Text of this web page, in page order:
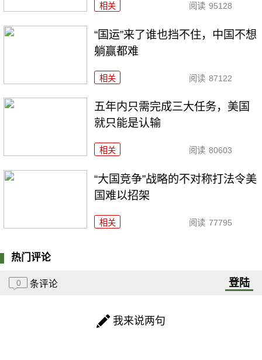
相关 阅读 95128
“国运”来了谁也挡不住，中国不想
躺赢都难
相关 阅读 87122
五年内只需完成三大任务，美国
就只能是认输
相关 阅读 80603
“大国竞争”战略的不对称打法令美
国难以招架
相关 阅读 77795
热门评论
0 条评论 登陆
我来说两句